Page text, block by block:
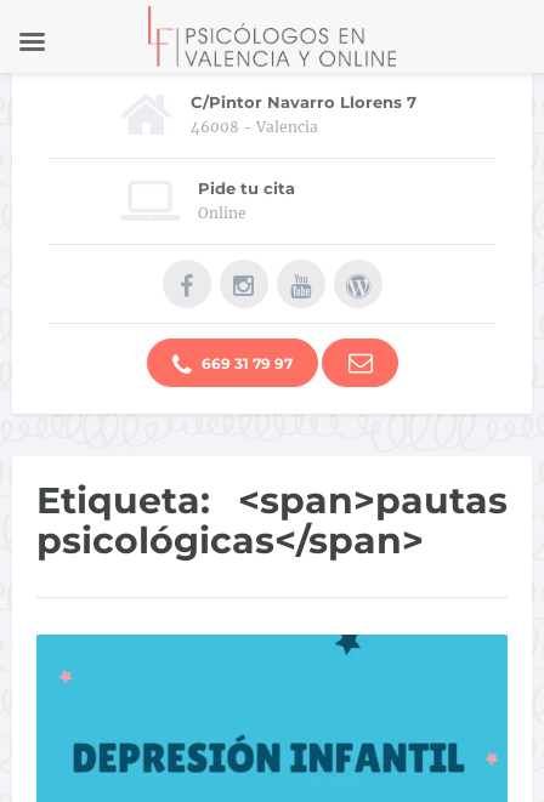
C/Pintor Navarro Llorens 7
46008 - Valencia
Pide tu cita
Online
669 31 79 97
Etiqueta: <span>pautas
psicológicas</span>